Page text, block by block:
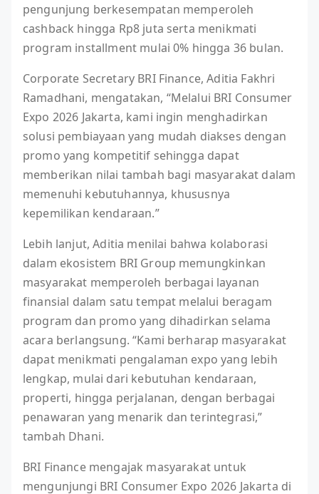
pengunjung berkesempatan memperoleh
cashback hingga Rp8 juta serta menikmati
program installment mulai 0% hingga 36 bulan.
Corporate Secretary BRI Finance, Aditia Fakhri
Ramadhani, mengatakan, “Melalui BRI Consumer
Expo 2026 Jakarta, kami ingin menghadirkan
solusi pembiayaan yang mudah diakses dengan
promo yang kompetitif sehingga dapat
memberikan nilai tambah bagi masyarakat dalam
memenuhi kebutuhannya, khususnya
kepemilikan kendaraan.”
Lebih lanjut, Aditia menilai bahwa kolaborasi
dalam ekosistem BRI Group memungkinkan
masyarakat memperoleh berbagai layanan
finansial dalam satu tempat melalui beragam
program dan promo yang dihadirkan selama
acara berlangsung. “Kami berharap masyarakat
dapat menikmati pengalaman expo yang lebih
lengkap, mulai dari kebutuhan kendaraan,
properti, hingga perjalanan, dengan berbagai
penawaran yang menarik dan terintegrasi,”
tambah Dhani.
BRI Finance mengajak masyarakat untuk
mengunjungi BRI Consumer Expo 2026 Jakarta di